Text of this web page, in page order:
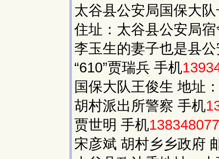
太谷县公安局国保大
住址：太谷县公安局
李玉生的妻子也是县
“610”贾瑞兵 手机
国保大队王俊生 地址
胡村派出所警察 手机
贾世明 手机
宋彦斌 胡村乡乡政府